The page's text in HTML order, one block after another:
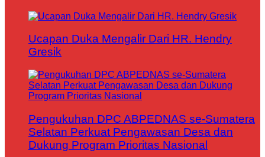
Ucapan Duka Mengalir Dari HR. Hendry
Gresik
Pengukuhan DPC ABPEDNAS se-Sumatera
Selatan Perkuat Pengawasan Desa dan
Dukung Program Prioritas Nasional